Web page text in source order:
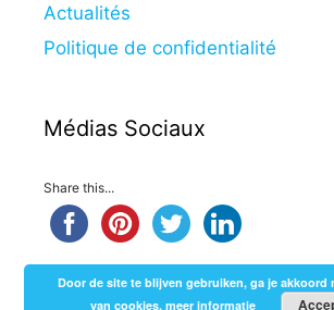
Actualités
Politique de confidentialité
Médias Sociaux
Share this...
Door de site te blijven gebruiken, ga je akkoord
van cookies. meer informatie